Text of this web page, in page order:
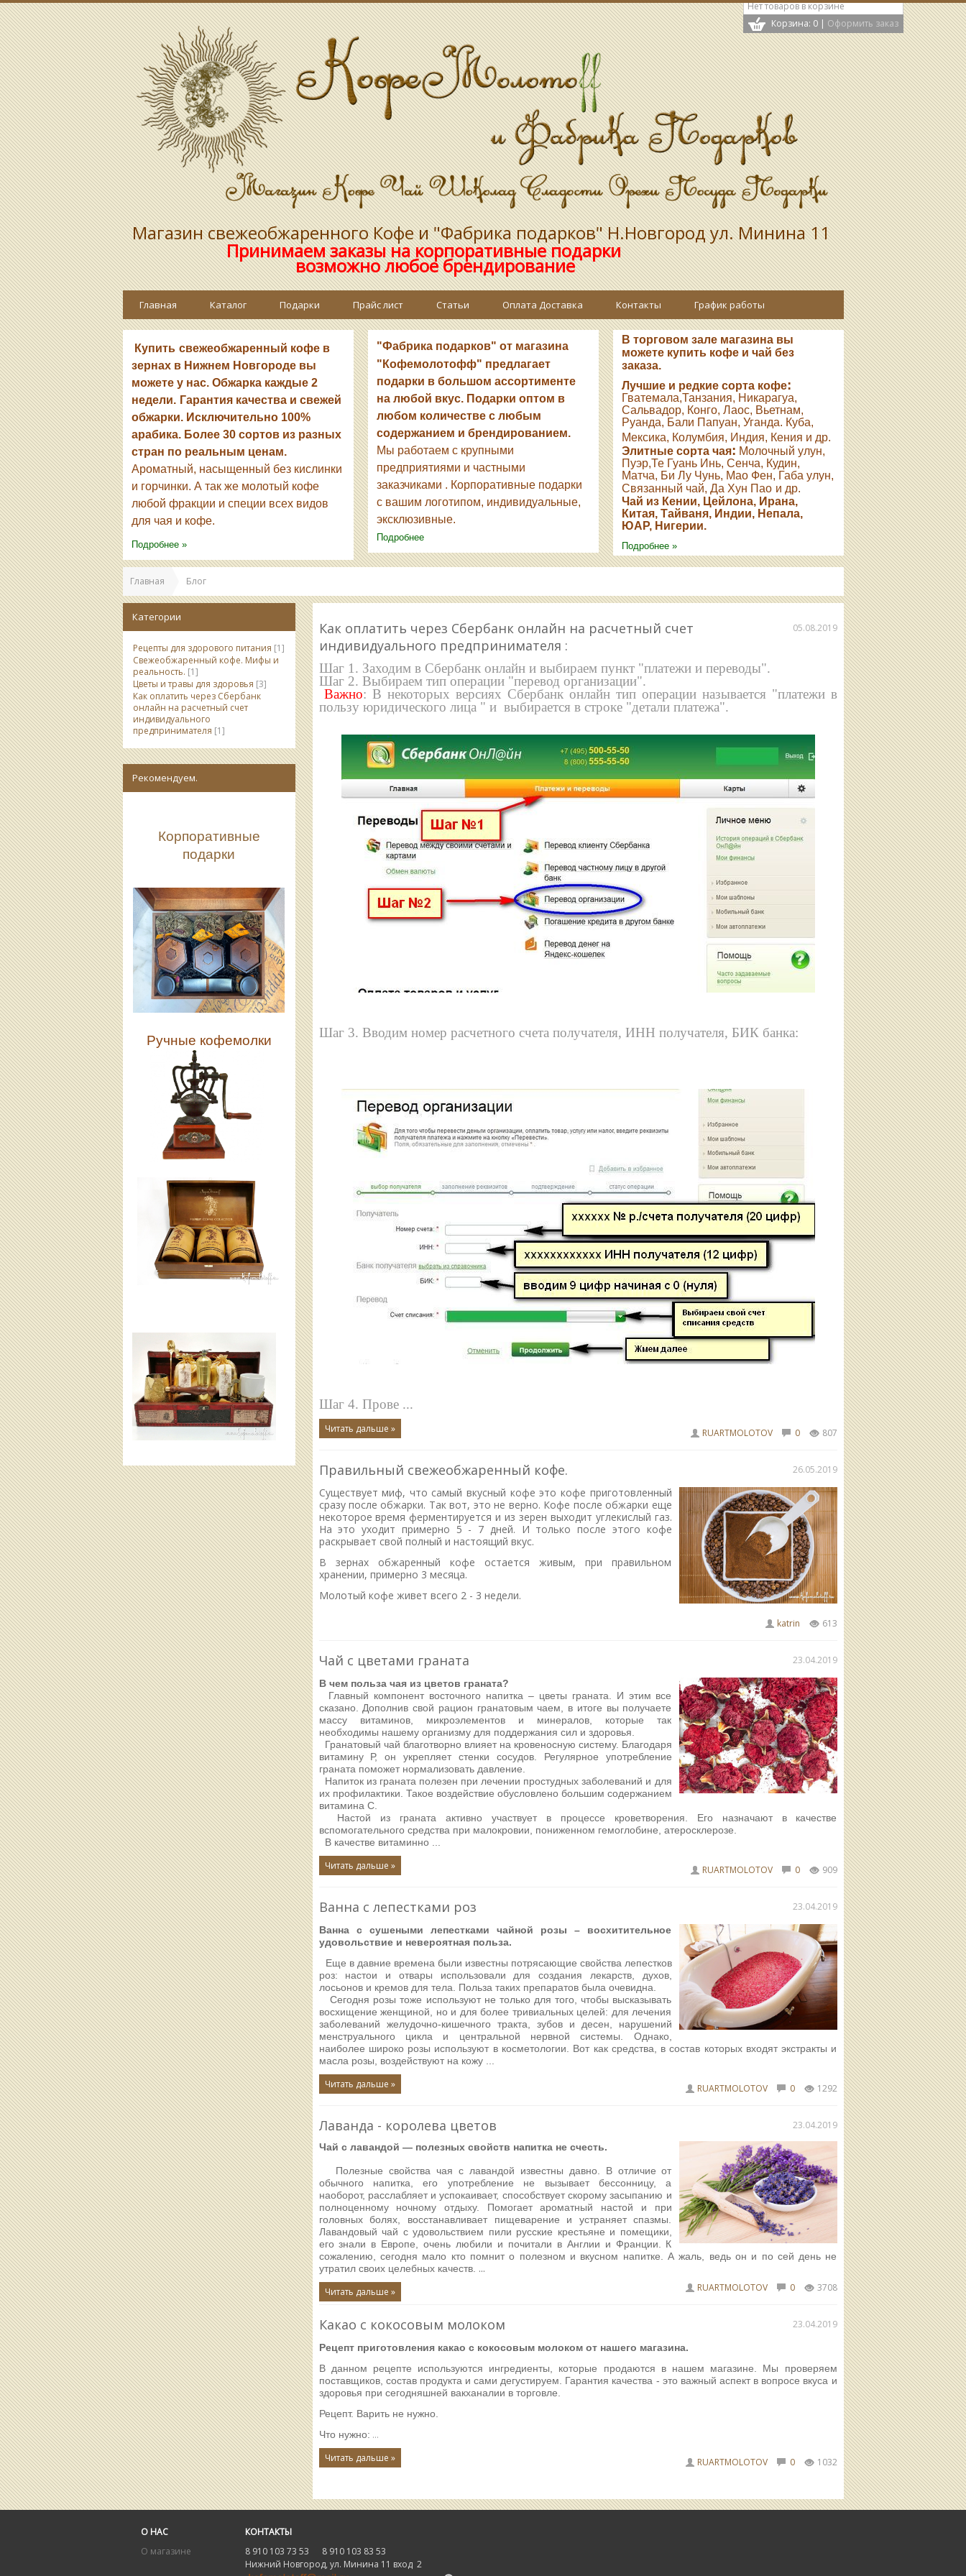
Нет товаров в корзине
Корзина: 0 | Оформить заказ
Магазин свежеобжаренного Кофе и "Фабрика подарков" Н.Новгород ул. Минина 11
Принимаем заказы на корпоративные подарки
возможно любое брендирование
Главная Каталог Подарки Прайс лист Статьи Оплата Доставка Контакты График работы
Купить свежеобжаренный кофе в
зернах в Нижнем Новгороде вы
можете у нас. Обжарка каждые 2
недели. Гарантия качества и свежей
обжарки. Исключительно 100%
арабика. Более 30 сортов из разных
стран по реальным ценам.
Ароматный, насыщенный без кислинки
и горчинки. А так же молотый кофе
любой фракции и специи всех видов
для чая и кофе.
Подробнее »
"Фабрика подарков" от магазина
"Кофемолотофф" предлагает
подарки в большом ассортименте
на любой вкус. Подарки оптом в
любом количестве с любым
содержанием и брендированием.
Мы работаем с крупными
предприятиями и частными
заказчиками . Корпоративные подарки
с вашим логотипом, индивидуальные,
эксклюзивные.
Подробнее
В торговом зале магазина вы
можете купить кофе и чай без
заказа.
Лучшие и редкие сорта кофе:
Гватемала,Танзания, Никарагуа,
Сальвадор, Конго, Лаос, Вьетнам,
Руанда, Бали Папуан, Уганда. Куба,
Мексика, Колумбия, Индия, Кения и др.
Элитные сорта чая: Молочный улун,
Пуэр,Те Гуань Инь, Сенча, Кудин,
Матча, Би Лу Чунь, Мао Фен, Габа улун,
Связанный чай, Да Хун Пао и др.
Чай из Кении, Цейлона, Ирана,
Китая, Тайваня, Индии, Непала,
ЮАР, Нигерии.
Подробнее »
Главная Блог
Категории
Рецепты для здорового питания [1]
Свежеобжаренный кофе. Мифы и
реальность. [1]
Цветы и травы для здоровья [3]
Как оплатить через Сбербанк
онлайн на расчетный счет
индивидуального
предпринимателя [1]
Рекомендуем.
Корпоративные
подарки
Ручные кофемолки
05.08.2019
Как оплатить через Сбербанк онлайн на расчетный счет
индивидуального предпринимателя :
Шаг 1. Заходим в Сбербанк онлайн и выбираем пункт "платежи и переводы".
Шаг 2. Выбираем тип операции "перевод организации".
Важно: В некоторых версиях Сбербанк онлайн тип операции называется "платежи в
пользу юридического лица " и выбирается в строке "детали платежа".
Шаг 3. Вводим номер расчетного счета получателя, ИНН получателя, БИК банка:
Шаг 4. Прове ...
Читать дальше » 807
0
RUARTMOLOTOV
26.05.2019
Правильный свежеобжаренный кофе.
Существует миф, что самый вкусный кофе это кофе приготовленный
сразу после обжарки. Так вот, это не верно. Кофе после обжарки еще
некоторое время ферментируется и из зерен выходит углекислый газ.
На это уходит примерно 5 - 7 дней. И только после этого кофе
раскрывает свой полный и настоящий вкус.
В зернах обжаренный кофе остается живым, при правильном
хранении, примерно 3 месяца.
Молотый кофе живет всего 2 - 3 недели.
613
katrin
23.04.2019
Чай с цветами граната
В чем польза чая из цветов граната?
Главный компонент восточного напитка – цветы граната. И этим все
сказано. Дополнив свой рацион гранатовым чаем, в итоге вы получаете
массу витаминов, микроэлементов и минералов, которые так
необходимы нашему организму для поддержания сил и здоровья.
Гранатовый чай благотворно влияет на кровеносную систему. Благодаря
витамину Р, он укрепляет стенки сосудов. Регулярное употребление
граната поможет нормализовать давление.
Напиток из граната полезен при лечении простудных заболеваний и для
их профилактики. Такое воздействие обусловлено большим содержанием
витамина С.
Настой из граната активно участвует в процессе кроветворения. Его назначают в качестве
вспомогательного средства при малокровии, пониженном гемоглобине, атеросклерозе.
В качестве витаминно
Читать дальше » 909
0
RUARTMOLOTOV
23.04.2019
Ванна с лепестками роз
Ванна с сушеными лепестками чайной розы – восхитительное
удовольствие и невероятная польза.
Еще в давние времена были известны потрясающие свойства лепестков
роз: настои и отвары использовали для создания лекарств, духов,
лосьонов и кремов для тела. Польза таких препаратов была очевидна.
Сегодня розы тоже используют не только для того, чтобы высказывать
восхищение женщиной, но и для более тривиальных целей: для лечения
заболеваний желудочно-кишечного тракта, зубов и десен, нарушений
менструального цикла и центральной нервной системы. Однако,
наиболее широко розы используют в косметологии. Вот как средства, в состав которых входят экстракты и
масла розы, воздействуют на кожу
Читать дальше » 1292
0
RUARTMOLOTOV
23.04.2019
Лаванда - королева цветов
Чай с лавандой — полезных свойств напитка не счесть.
Полезные свойства чая с лавандой известны давно. В отличие от
обычного напитка, его употребление не вызывает бессонницу, а
наоборот, расслабляет и успокаивает, способствует скорому засыпанию и
полноценному ночному отдыху. Помогает ароматный настой и при
головных болях, восстанавливает пищеварение и устраняет спазмы.
Лавандовый чай с удовольствием пили русские крестьяне и помещики,
его знали в Европе, очень любили и почитали в Англии и Франции. К
сожалению, сегодня мало кто помнит о полезном и вкусном напитке. А жаль, ведь он и по сей день не
утратил своих целебных качеств. ...
Читать дальше » 3708
0
RUARTMOLOTOV
23.04.2019
Какао с кокосовым молоком
Рецепт приготовления какао с кокосовым молоком от нашего магазина.
В данном рецепте используются ингредиенты, которые продаются в нашем магазине. Мы проверяем
поставщиков, состав продукта и сами дегустируем. Гарантия качества - это важный аспект в вопросе вкуса и
здоровья при сегодняшней вакханалии в торговле.
Рецепт. Варить не нужно.
Что нужно: ...
Читать дальше »
1032
0
RUARTMOLOTOV
О НАС
О магазине
КОНТАКТЫ
8 910 103 73 53 8 910 103 83 53
Нижний Новгород, ул. Минина 11 вход 2